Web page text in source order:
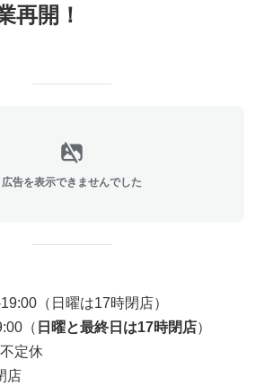
再開！
広告を表示できませんでした
（日曜は17時閉店）
（ 日曜と最終日は17時閉店）
定休
店